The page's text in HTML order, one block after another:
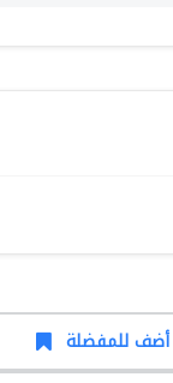
أضف للمفضلة